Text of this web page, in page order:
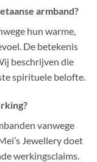
armband?
hun warme,
De betekenis
beschrijven die
spirituele belofte.
vanwege
Jewellery doet
werkingsclaims.